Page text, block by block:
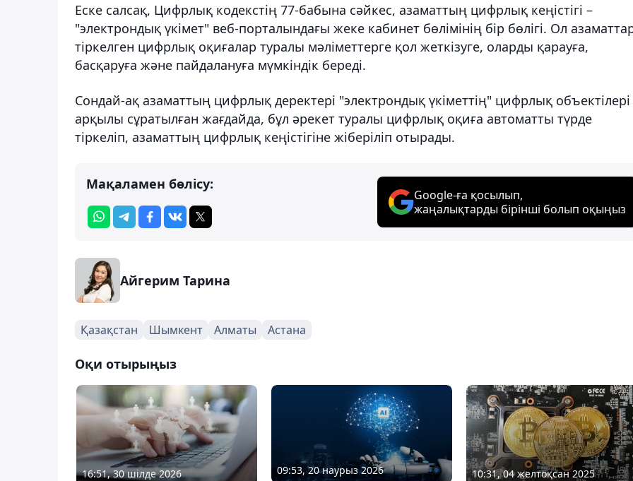
Еске салсақ, Цифрлық кодекстің 77-бабына сәйкес, азаматтың цифрлық кеңістігі –
"электрондық үкімет" веб-порталындағы жеке кабинет бөлімінің бір бөлігі. Ол
тіркелген цифрлық оқиғалар туралы мәліметтерге қол жеткізуге, оларды қарауға,
басқаруға және пайдалануға мүмкіндік береді.
Сондай-ақ азаматтың цифрлық деректері "электрондық үкіметтің" цифрлық объектілері
арқылы сұратылған жағдайда, бұл әрекет туралы цифрлық оқиға автоматты түрде
тіркеліп, азаматтың цифрлық кеңістігіне жіберіліп отырады.
Мақаламен бөлісу:
Google-ға қосылып,
жаңалықтарды бірінші болып оқыңыз
Айгерим Тарина
Қазақстан Шымкент Алматы Астана
Оқи отырыңыз
16:51, 30 шілде 2026 09:53, 20 наурыз 2026 10:31, 04 желтоқсан 2025